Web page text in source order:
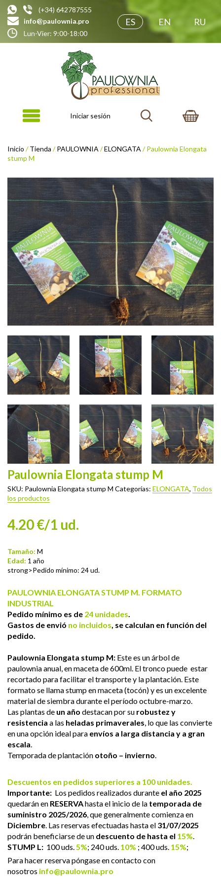
(+34) 642787555
info@paulownia.pro
Lun-Vier: 9:00-18:00
ES EN RU
Iniciar sesión
Inicio /Tienda /PAULOWNIA/ELONGATA/ Paulownia Elongata
stump M
Paulownia Elongata stump M
SKU: Paulownia Elongata stump M Categorías: ELONGATA, Todos
los productos
4.20 €/1 ud.
Tamaño: M
Edad: 1 año
strong>Pedido mínimo: 24 ud.
PAULOWNIA ELONGATA STUMP M. FORMATO
INDUSTRIAL
Pedido mínimo es de 24 unidades.
Gastos de envió no incluidos, se calculan en función del
pedido.
Paulownia Elongata stump M: Este es un árbol de
paulownia anual, en maceta de 600ml. El tronco puede estar
recortado para facilitar el transporte y la plantación. Este
formato se llama stump en maceta (tocón) y es un excelente
material de siembra durante el período octubre-marzo.
Las plantas de un año destacan por su robustez y
resistencia a las heladas primaverales, lo que las convierte
en una opción ideal para envíos a larga distancia y a gran
escala.
Temporada de plantación otoño – invierno.
Descuentos en pedidos superiores a 100 unidades.
Importante: Los pedidos realizados durante el año 2025
quedarán en RESERVAhasta el inicio de la temporada de
suministro 2025/2026, que generalmente comienza en
Diciembre. Las reservas efectuadas hasta el 31/07/2025
podrán beneficiarse de un descuento de hasta el 15%.
STUMP L: 100 uds.5%; 240 uds. 10% ; 400 uds. 15%;
Para hacer reserva póngase en contacto con
nosotros info@paulownia.pro